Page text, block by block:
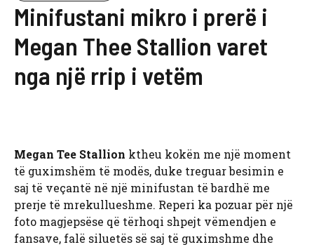
Minifustani mikro i prerë i
Megan Thee Stallion varet
nga një rrip i vetëm
Megan Tee Stallion ktheu kokën me një moment
të guximshëm të modës, duke treguar besimin e
saj të veçantë në një minifustan të bardhë me
prerje të mrekullueshme. Reperi ka pozuar për një
foto magjepsëse që tërhoqi shpejt vëmendjen e
fansave, falë siluetës së saj të guximshme dhe